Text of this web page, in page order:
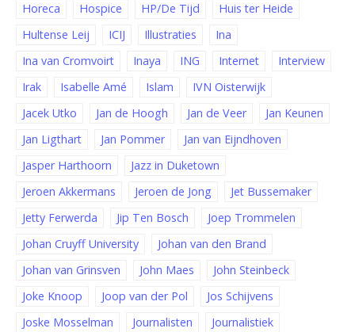
Horeca
Hospice HP/De Tijd
Huis ter Heide
Hultense Leij
ICIJ Illustraties
Ina
Ina van Cromvoirt
Inaya ING Internet
Interview
Irak
Isabelle Amé Islam
IVN Oisterwijk
Jacek Utko
Jan de Hoogh Jan de Veer
Jan Keunen
Jan Ligthart
Jan Pommer
Jan van Eijndhoven
Jasper Harthoorn
Jazz in Duketown
Jeroen Akkermans
Jeroen de Jong
Jet Bussemaker
Jetty Ferwerda
Jip Ten Bosch
Joep Trommelen
Johan Cruyff University
Johan van den Brand
Johan van Grinsven
John Maes
John Steinbeck
Joke Knoop
Joop van der Pol
Jos Schijvens
Joske Mosselman
Journalisten Journalistiek